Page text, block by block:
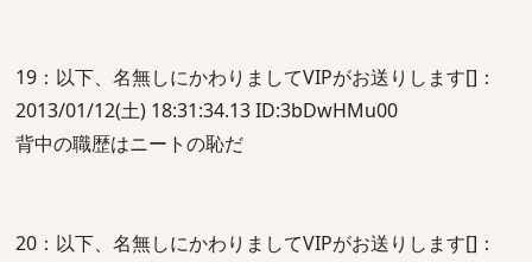
19：以下、名無しにかわりましてVIPがお送りします[]：
2013/01/12(土) 18:31:34.13 ID:3bDwHMu00
背中の職歴はニートの恥だ
20：以下、名無しにかわりましてVIPがお送りします[]：